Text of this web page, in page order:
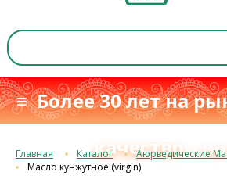
≡ Более 30 лет на
качествос 1993
Главная Каталог
Аюрведические
Масло кунжутное (virgin)